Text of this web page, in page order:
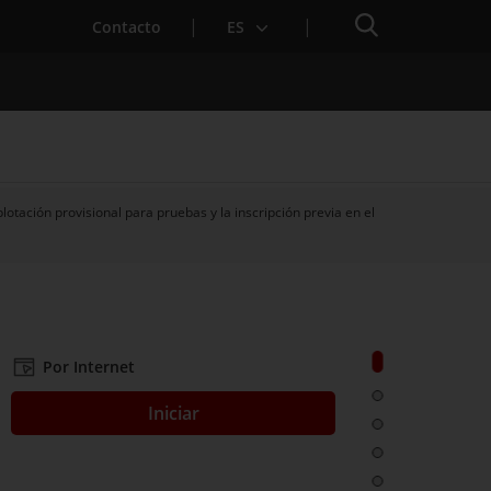
Contacto ES Buscador
provisional para pruebas y la inscripción previa en el
Ir a: ¿Qué es?
Ir a: ¿A quién
Ir a: Plazos
Por Internet
Iniciar